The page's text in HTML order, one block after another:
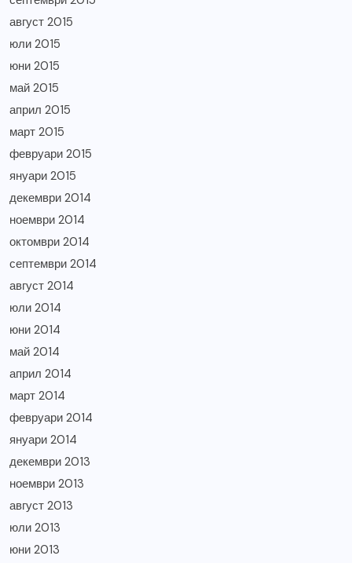
август 2015
юли 2015
юни 2015
май 2015
април 2015
март 2015
февруари 2015
януари 2015
декември 2014
ноември 2014
октомври 2014
септември 2014
август 2014
юли 2014
юни 2014
май 2014
април 2014
март 2014
февруари 2014
януари 2014
декември 2013
ноември 2013
август 2013
юли 2013
юни 2013